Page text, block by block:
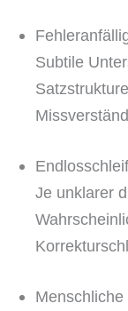
Subtile
Je unklarer